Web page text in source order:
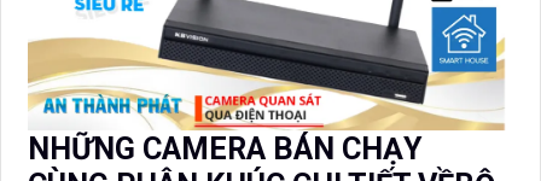
NHỮNG CAMERA BÁN CHẠY